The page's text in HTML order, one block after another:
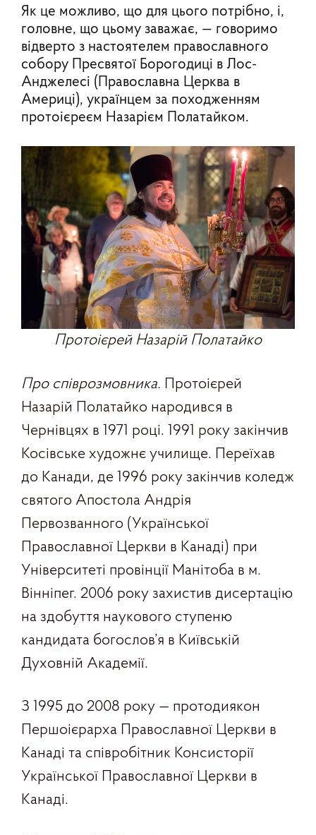
Як це можливо, що для цього потрібно, і,
головне, що цьому заважає, — говоримо
відверто з настоятелем православного
собору Пресвятої Борогодиці в Лос-
Анджелесі (Православна Церква в
Америці), українцем за походженням
протоієреєм Назарієм Полатайком.
Протоієрей Назарій Полатайко
Про співрозмовника. Протоієрей
Назарій Полатайко народився в
Чернівцях в 1971 році. 1991 року закінчив
Косівське художнє училище. Переїхав
до Канади, де 1996 року закінчив коледж
святого Апостола Андрія
Первозванного (Української
Православної Церкви в Канаді) при
Університеті провінції Манітоба в м.
Вінніпег. 2006 року захистив дисертацію
на здобуття наукового ступеню
кандидата богослов’я в Київській
Духовній Академії.
З 1995 до 2008 року — протодиякон
Першоієрарха Православної Церкви в
Канаді та співробітник Консисторії
Української Православної Церкви в
Канаді.